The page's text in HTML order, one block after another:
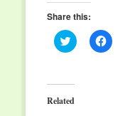
Share this:
Click
to
(Opens
in
new
Click
to
Related